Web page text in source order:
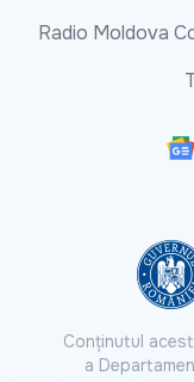
Radio Moldova
Conținutul
a